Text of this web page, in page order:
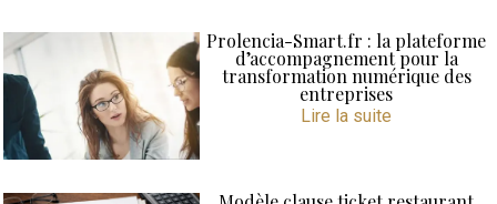
Prolencia-Smart.fr : la plateforme
d’accompagnement pour la
transformation numérique des
entreprises
Lire la suite